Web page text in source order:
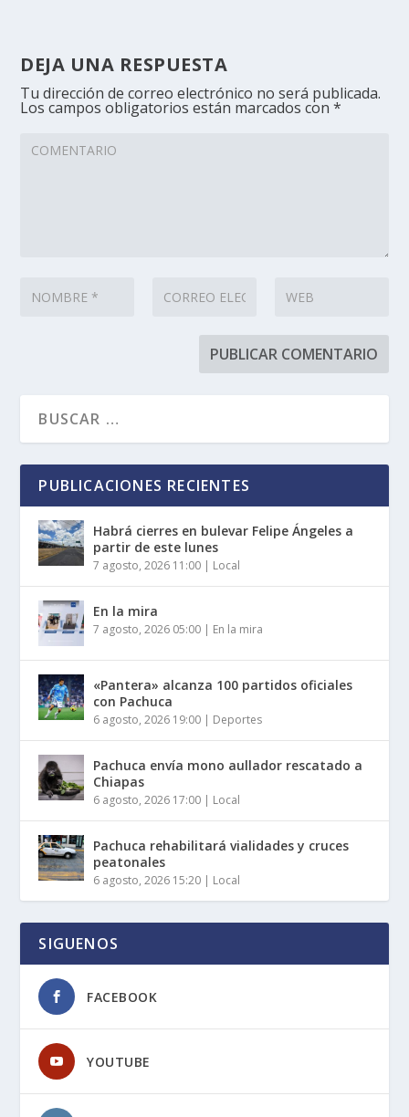
DEJA UNA RESPUESTA
Tu dirección de correo electrónico no será publicada.
Los campos obligatorios están marcados con*
PUBLICACIONES RECIENTES
Habrá cierres en bulevar Felipe Ángeles a
partir de este lunes
7 agosto, 2026 11:00 | Local
En la mira
7 agosto, 2026 05:00 | En la mira
«Pantera» alcanza 100 partidos oficiales
con Pachuca
6 agosto, 2026 19:00 | Deportes
Pachuca envía mono aullador rescatado a
Chiapas
6 agosto, 2026 17:00 | Local
Pachuca rehabilitará vialidades y cruces
peatonales
6 agosto, 2026 15:20 | Local
SIGUENOS
FACEBOOK
YOUTUBE